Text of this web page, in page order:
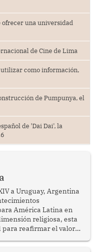
una universidad
de Cine de Lima
como información,
de Pumpunya, el
de 'Dai Dai', la
a Uruguay, Argentina
América Latina en
religiosa, esta
reafirmar el valor